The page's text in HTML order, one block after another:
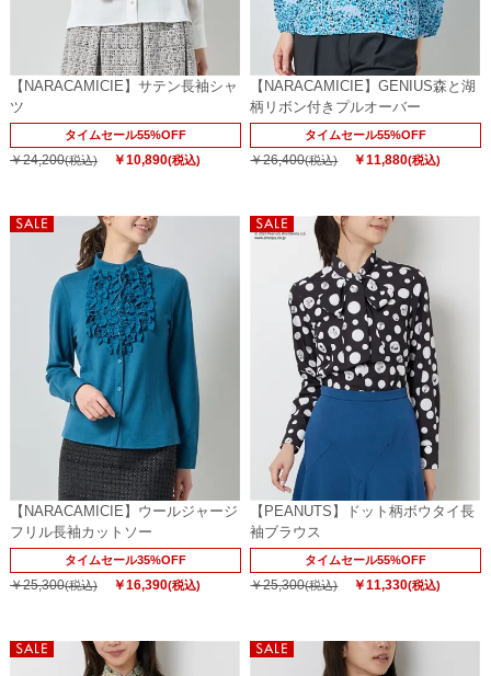
【NARACAMICIE】サテン長袖シャ
ツ
タイムセール55%OFF
￥24,200(税込) ￥10,890(税込)
【NARACAMICIE】GENIUS森と湖
柄リボン付きプルオーバー
タイムセール55%OFF
￥26,400(税込) ￥11,880(税込)
【NARACAMICIE】ウールジャージ
フリル長袖カットソー
タイムセール35%OFF
￥25,300(税込) ￥16,390(税込)
【PEANUTS】ドット柄ボウタイ長
袖ブラウス
タイムセール55%OFF
￥25,300(税込) ￥11,330(税込)